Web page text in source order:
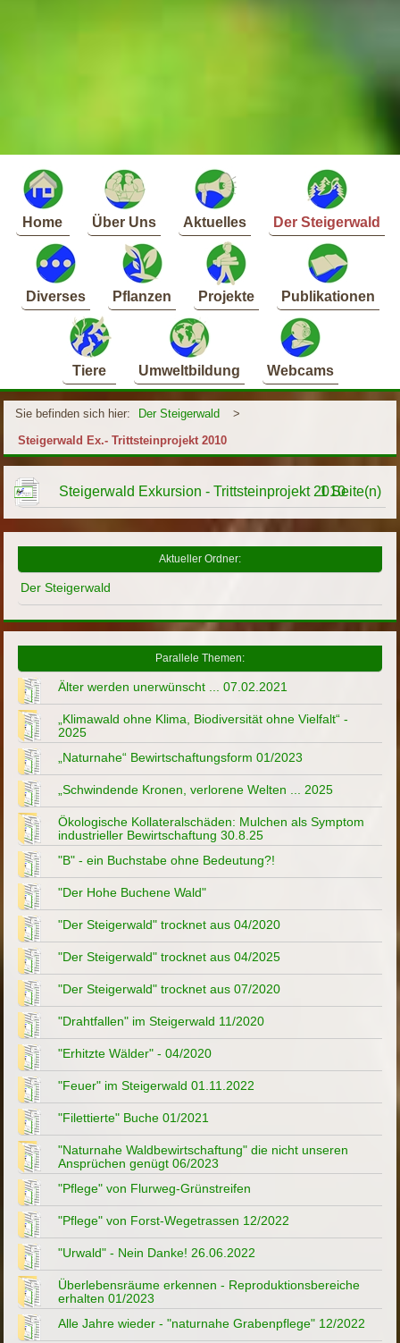
Home Über Uns Aktuelles Der Steigerwald
Diverses Pflanzen Projekte Publikationen
Tiere Umweltbildung Webcams
Sie befinden sich hier: Der Steigerwald
>
Steigerwald Ex.- Trittsteinprojekt 2010
Steigerwald Exkursion - Trittsteinprojekt 20101 Seite(n)
Aktueller Ordner:
Der Steigerwald
Parallele Themen:
Älter werden unerwünscht ... 07.02.2021
„Klimawald ohne Klima, Biodiversität ohne Vielfalt“ -
2025
„Naturnahe“ Bewirtschaftungsform 01/2023
„Schwindende Kronen, verlorene Welten ... 2025
Ökologische Kollateralschäden: Mulchen als Symptom
industrieller Bewirtschaftung 30.8.25
"B" - ein Buchstabe ohne Bedeutung?!
"Der Hohe Buchene Wald"
"Der Steigerwald" trocknet aus 04/2020
"Der Steigerwald" trocknet aus 04/2025
"Der Steigerwald" trocknet aus 07/2020
"Drahtfallen" im Steigerwald 11/2020
"Erhitzte Wälder" - 04/2020
"Feuer" im Steigerwald 01.11.2022
"Filettierte" Buche 01/2021
"Naturnahe Waldbewirtschaftung" die nicht unseren
Ansprüchen genügt 06/2023
"Pflege" von Flurweg-Grünstreifen
"Pflege" von Forst-Wegetrassen 12/2022
"Urwald" - Nein Danke! 26.06.2022
Überlebensräume erkennen - Reproduktionsbereiche
erhalten 01/2023
Alle Jahre wieder - "naturnahe Grabenpflege" 12/2022